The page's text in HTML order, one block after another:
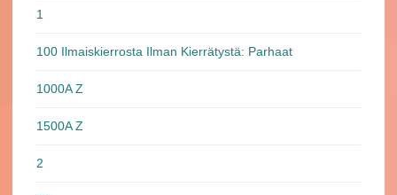
1
100 Ilmaiskierrosta Ilman Kierrätystä: Parhaat
1000A Z
1500A Z
2